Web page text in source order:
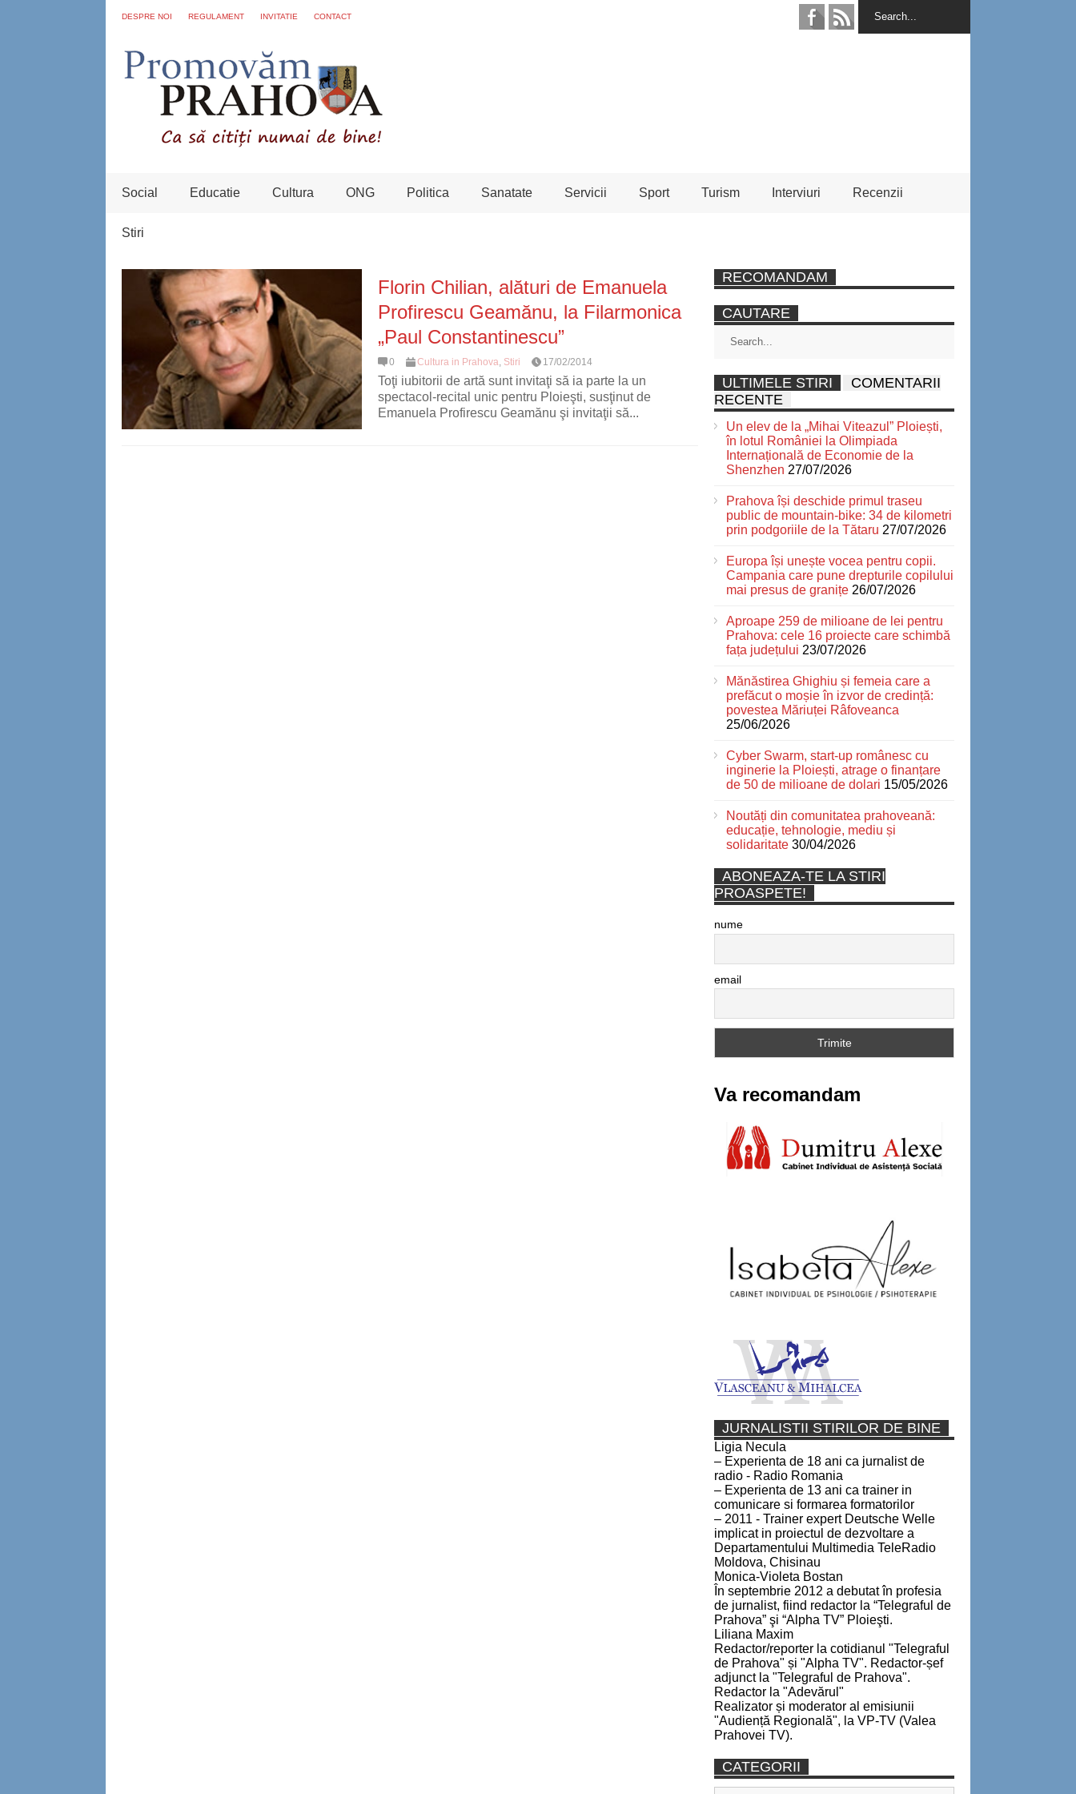
DESPRE NOI REGULAMENT INVITATIE CONTACT
Social Educatie Cultura ONG Politica Sanatate Servicii Sport Turism Interviuri Recenzii
Stiri
Florin Chilian, alături de Emanuela
Profirescu Geamănu, la Filarmonica
„Paul Constantinescu”
0 Cultura in Prahova, Stiri 17/02/2014
Toţi iubitorii de artă sunt invitaţi să ia parte la un
spectacol-recital unic pentru Ploieşti, susţinut de
Emanuela Profirescu Geamănu şi invitaţii să...
RECOMANDAM
CAUTARE
ULTIMELE STIRI
COMENTARII
RECENTE
Un elev de la „Mihai Viteazul” Ploiești,
în lotul României la Olimpiada
Internațională de Economie de la
Shenzhen 27/07/2026
Prahova își deschide primul traseu
public de mountain-bike: 34 de kilometri
prin podgoriile de la Tătaru 27/07/2026
Europa își unește vocea pentru copii.
Campania care pune drepturile copilului
mai presus de granițe 26/07/2026
Aproape 259 de milioane de lei pentru
Prahova: cele 16 proiecte care schimbă
fața județului 23/07/2026
Mănăstirea Ghighiu și femeia care a
prefăcut o moșie în izvor de credință:
povestea Măriuței Râfoveanca
25/06/2026
Cyber Swarm, start-up românesc cu
inginerie la Ploiești, atrage o finanțare
de 50 de milioane de dolari 15/05/2026
Noutăți din comunitatea prahoveană:
educație, tehnologie, mediu și
solidaritate 30/04/2026
ABONEAZA-TE LA STIRI
PROASPETE!
nume
email
Va recomandam
JURNALISTII STIRILOR DE BINE
Ligia Necula
– Experienta de 18 ani ca jurnalist de
radio - Radio Romania
– Experienta de 13 ani ca trainer in
comunicare si formarea formatorilor
– 2011 - Trainer expert Deutsche Welle
implicat in proiectul de dezvoltare a
Departamentului Multimedia TeleRadio
Moldova, Chisinau
Monica-Violeta Bostan
În septembrie 2012 a debutat în profesia
de jurnalist, fiind redactor la “Telegraful de
Prahova” şi “Alpha TV” Ploieşti.
Liliana Maxim
Redactor/reporter la cotidianul "Telegraful
de Prahova" și "Alpha TV". Redactor-șef
adjunct la "Telegraful de Prahova".
Redactor la "Adevărul"
Realizator și moderator al emisiunii
"Audiență Regională", la VP-TV (Valea
Prahovei TV).
CATEGORII
Categorii